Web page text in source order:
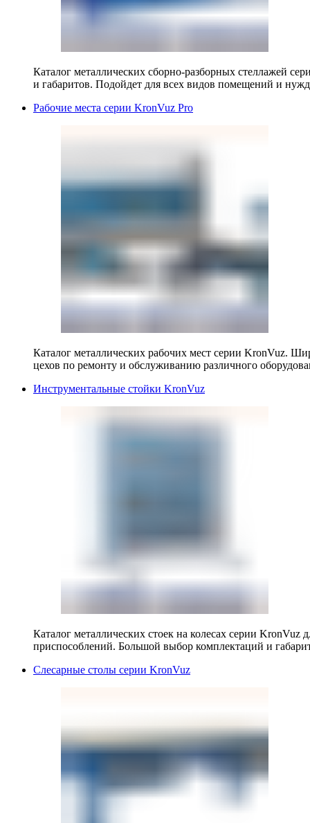
Каталог металлических сборно-разборных стеллажей
и габаритов. Подойдет для всех видов помещений и
Рабочие места серии KronVuz Pro
Каталог металлических рабочих мест серии KronVuz.
цехов по ремонту и обслуживанию различного
Инструментальные стойки KronVuz
Каталог металлических стоек на колесах серии KronVuz
приспособлений. Большой выбор комплектаций и
Слесарные столы серии KronVuz